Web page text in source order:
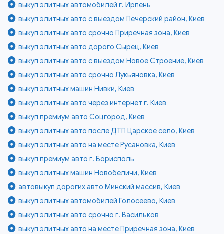
выкуп элитных автомобилей г. Ирпень
выкуп элитных авто с выездом Печерский район, Киев
выкуп элитных авто срочно Приречная зона, Киев
выкуп элитных авто дорого Сырец, Киев
выкуп элитных авто с выездом Новое Строение, Киев
выкуп элитных авто срочно Лукьяновка, Киев
выкуп элитных машин Нивки, Киев
выкуп элитных авто через интернет г. Киев
выкуп премиум авто Соцгород, Киев
выкуп элитных авто после ДТП Царское село, Киев
выкуп элитных авто на месте Русановка, Киев
выкуп премиум авто г. Борисполь
выкуп элитных машин Новобеличи, Киев
автовыкуп дорогих авто Минский массив, Киев
выкуп элитных автомобилей Голосеево, Киев
выкуп элитных авто срочно г. Васильков
выкуп элитных авто на месте Приречная зона, Киев